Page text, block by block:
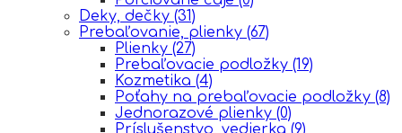
Deky, dečky (31)
Prebaľovanie, plienky (67)
Plienky (27)
Prebaľovacie podložky (19)
Kozmetika (4)
Poťahy na prebaľovacie podložky (8)
Jednorazové plienky (0)
Príslušenstvo, vedierka (9)